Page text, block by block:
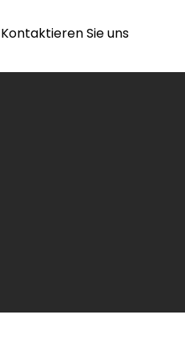
Kontaktieren Sie uns